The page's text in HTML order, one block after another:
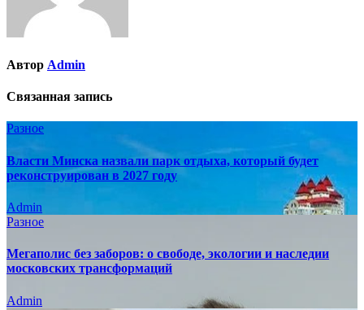
Автор Admin
Связанная запись
Разное
Власти Минска назвали парк отдыха, который будет
реконструирован в 2027 году
Admin
Разное
Мегаполис без заборов: о свободе, экологии и наследии
московских трансформаций
Admin